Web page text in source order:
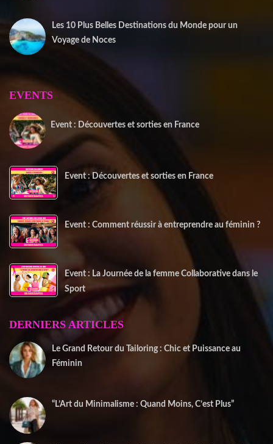
Les 10 Plus Belles Destinations du Monde pour un
Voyage de Noces
EVENTS
Event : Découvertes et sorties en France
Event : Découvertes et sorties en France
Event : Comment réussir à entreprendre au féminin ?
Event : La Journée de la femme Collaborative dans le
Sport
DERNIERS ARTICLES
Le Grand Retour du Tailoring : Chic et Puissance au
Féminin
“L’Art du Minimalisme : Quand Moins, C’est Plus”